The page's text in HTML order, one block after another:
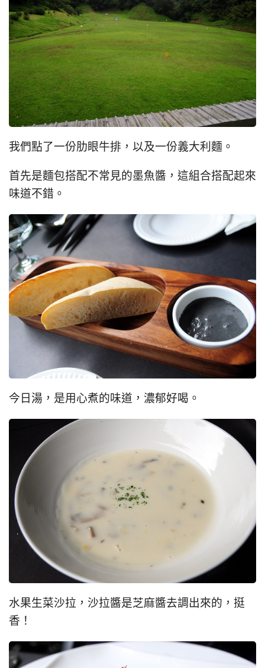
我們點了一份肋眼牛排，以及一份義大利麵。
首先是麵包搭配不常見的墨魚醬，這組合搭配起來
味道不錯。
今日湯，是用心煮的味道，濃郁好喝。
水果生菜沙拉，沙拉醬是芝麻醬去調出來的，挺
香！